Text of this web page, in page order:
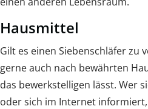
Hausmittel
Gilt es einen Siebenschläfer zu
gerne auch nach bewährten
das bewerkstelligen lässt. Wer
oder sich im Internet